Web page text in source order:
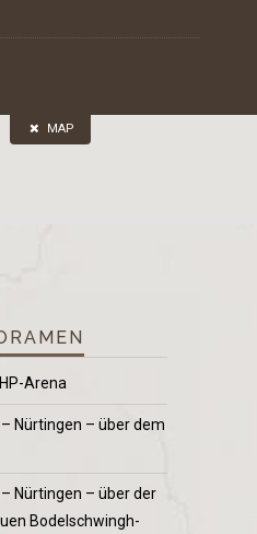
MAP
Arena
Nürtingen – über dem
Nürtingen – über der
Bodelschwingh-